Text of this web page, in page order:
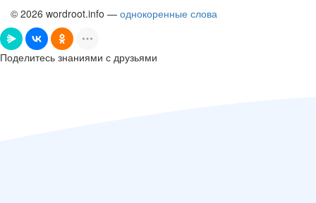
© 2026 wordroot.info — однокоренные слова
Поделитесь знаниями с друзьями